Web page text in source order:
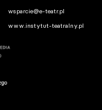
wsparcie@e-teatr.pl
www.instytut-teatralny.pl